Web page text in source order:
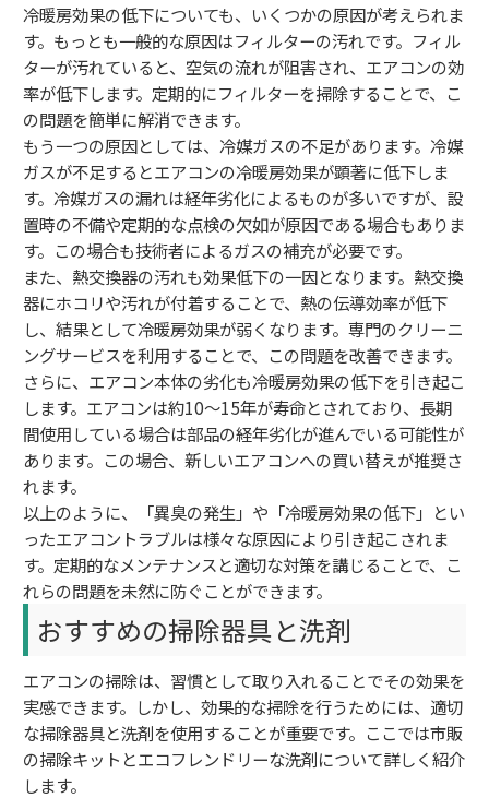
冷暖房効果の低下についても、いくつかの原因が考えられま
す。もっとも一般的な原因はフィルターの汚れです。フィル
ターが汚れていると、空気の流れが阻害され、エアコンの効
率が低下します。定期的にフィルターを掃除することで、こ
の問題を簡単に解消できます。
もう一つの原因としては、冷媒ガスの不足があります。冷媒
ガスが不足するとエアコンの冷暖房効果が顕著に低下しま
す。冷媒ガスの漏れは経年劣化によるものが多いですが、設
置時の不備や定期的な点検の欠如が原因である場合もありま
す。この場合も技術者によるガスの補充が必要です。
また、熱交換器の汚れも効果低下の一因となります。熱交換
器にホコリや汚れが付着することで、熱の伝導効率が低下
し、結果として冷暖房効果が弱くなります。専門のクリーニ
ングサービスを利用することで、この問題を改善できます。
さらに、エアコン本体の劣化も冷暖房効果の低下を引き起こ
します。エアコンは約10～15年が寿命とされており、長期
間使用している場合は部品の経年劣化が進んでいる可能性が
あります。この場合、新しいエアコンへの買い替えが推奨さ
れます。
以上のように、「異臭の発生」や「冷暖房効果の低下」とい
ったエアコントラブルは様々な原因により引き起こされま
す。定期的なメンテナンスと適切な対策を講じることで、こ
れらの問題を未然に防ぐことができます。
おすすめの掃除器具と洗剤
エアコンの掃除は、習慣として取り入れることでその効果を
実感できます。しかし、効果的な掃除を行うためには、適切
な掃除器具と洗剤を使用することが重要です。ここでは市販
の掃除キットとエコフレンドリーな洗剤について詳しく紹介
します。